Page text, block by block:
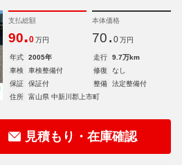
支払総額
90.0 万円
本体価格
70. 0 万円
年式 2005年 走行
9.7万km
車検
車検整備付 修復
なし
保証
保証付 整備
法定整備付
住所
富山県 中新川郡上市町
見積もり・在庫確認